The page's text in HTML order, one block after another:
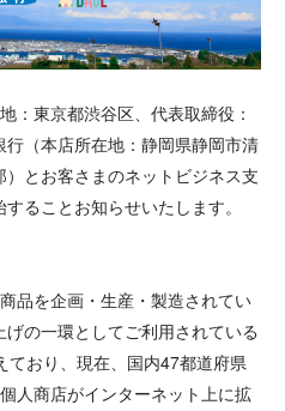
：東京都渋谷区、代表取締役：
（本店所在地：静岡県静岡市清
とお客さまのネットビジネス支
ることお知らせいたします。
品を企画・生産・製造されてい
の一環としてご利用されている
ており、現在、国内47都道府県
人商店がインターネット上に拡